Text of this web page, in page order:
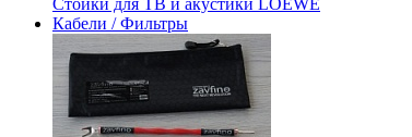
Стойки для ТВ и акустики LOEWE
Кабели / Фильтры